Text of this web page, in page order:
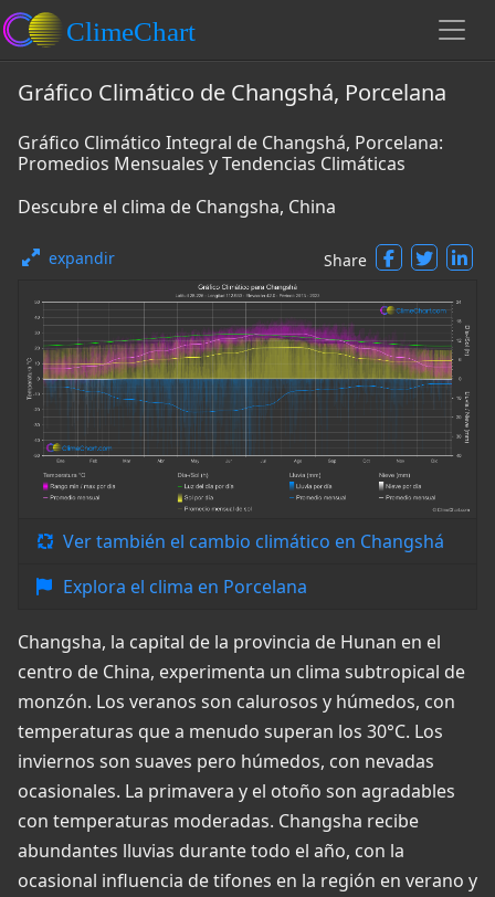
Gráfico Climático de Changshá, Porcelana
Gráfico Climático Integral de Changshá, Porcelana:
Promedios Mensuales y Tendencias Climáticas
Descubre el clima de Changsha, China
expandir Share
Ver también el cambio climático en Changshá
Explora el clima en Porcelana
Changsha, la capital de la provincia de Hunan en el
centro de China, experimenta un clima subtropical de
monzón. Los veranos son calurosos y húmedos, con
temperaturas que a menudo superan los 30°C. Los
inviernos son suaves pero húmedos, con nevadas
ocasionales. La primavera y el otoño son agradables
con temperaturas moderadas. Changsha recibe
abundantes lluvias durante todo el año, con la
ocasional influencia de tifones en la región en verano y